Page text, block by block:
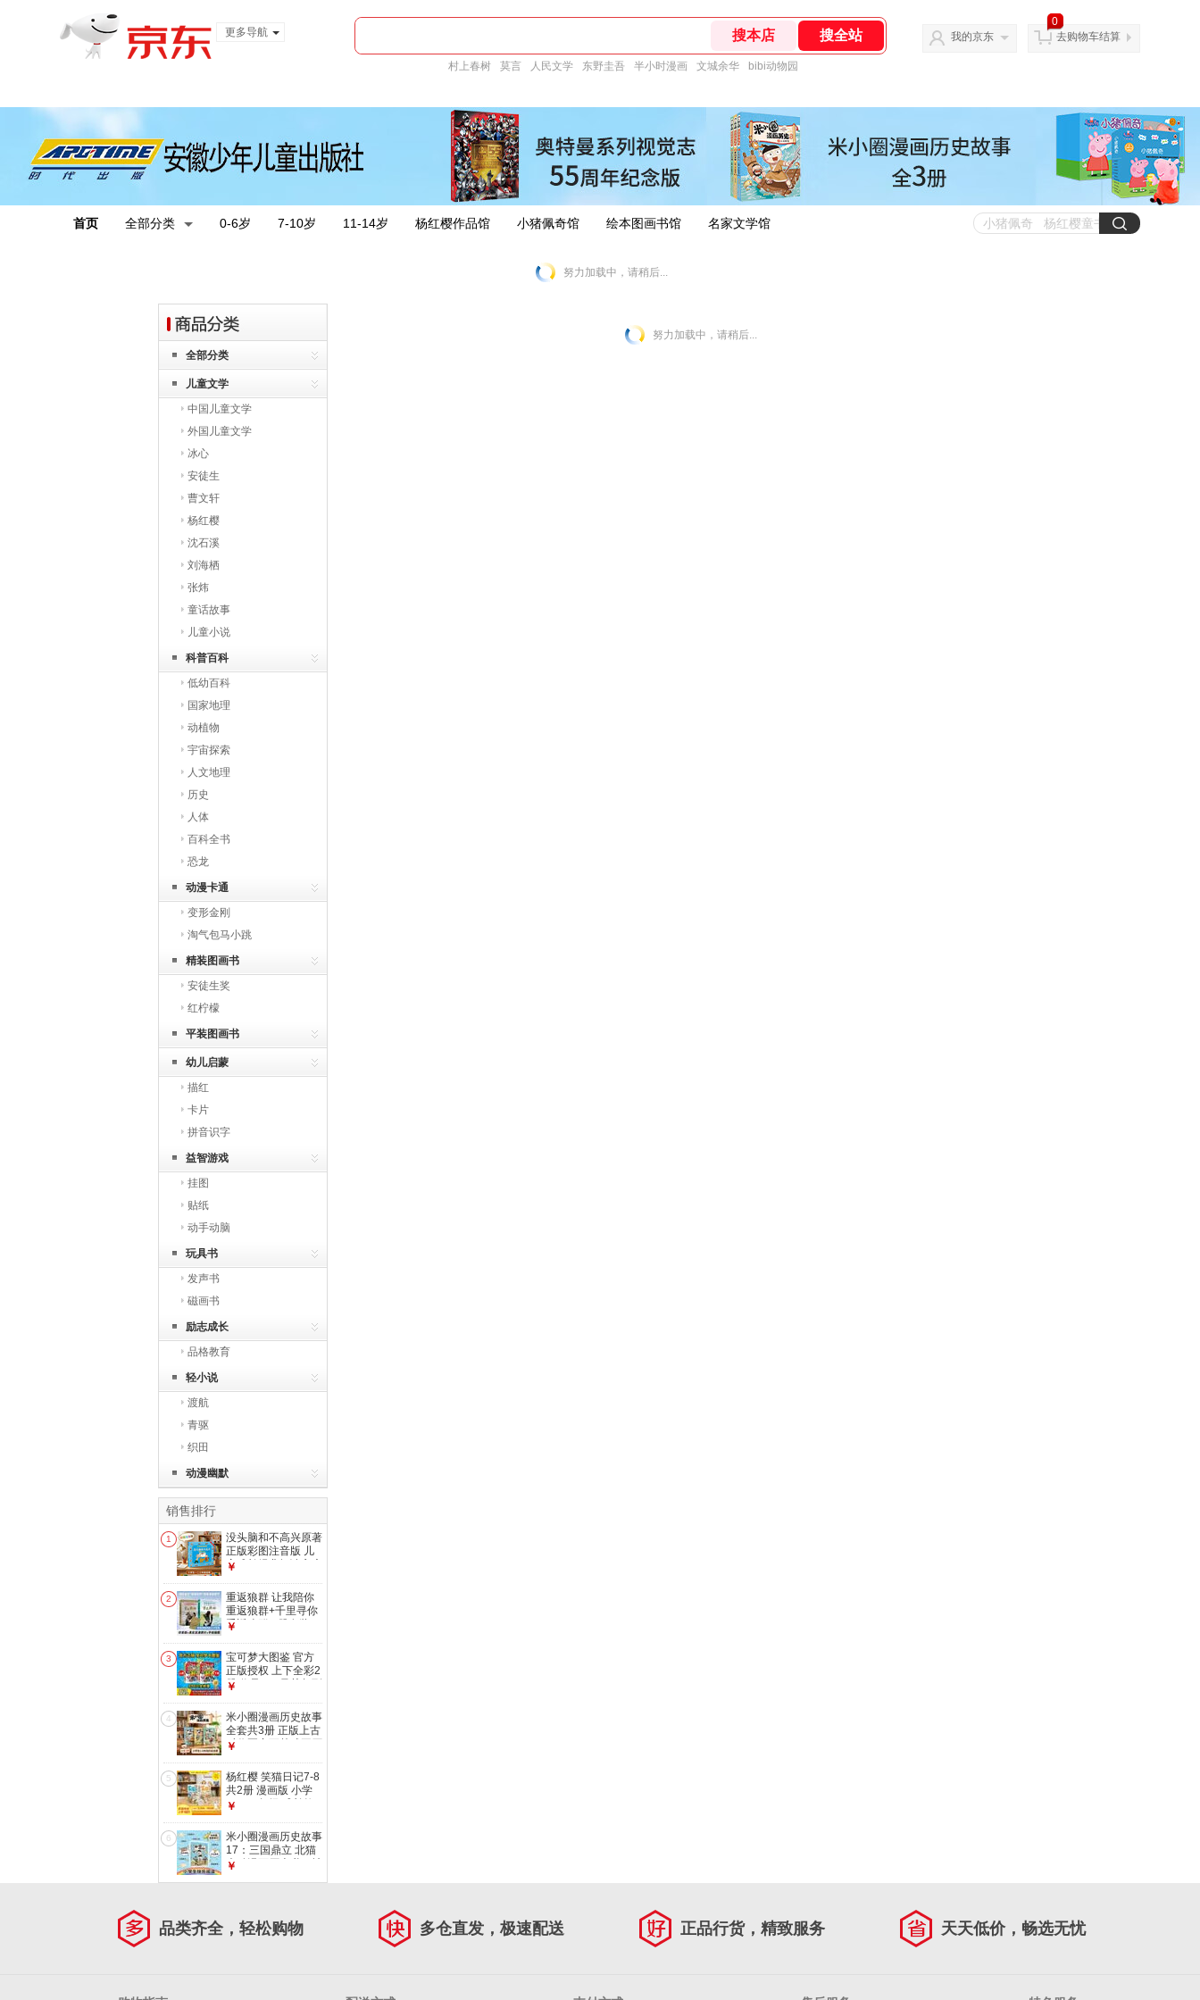
更多导航
村上春树 莫言 人民文学 东野圭吾 半小时漫画 文城余华 bibi动物园
我的京东
0
去购物车结算
首页 全部分类 0-6岁 7-10岁 11-14岁 杨红樱作品馆 小猪佩奇馆 绘本图画书馆 名家文学馆
努力加载中，请稍后...
全部分类
儿童文学
中国儿童文学
外国儿童文学
冰心
安徒生
曹文轩
杨红樱
沈石溪
刘海栖
张炜
童话故事
儿童小说
科普百科
低幼百科
国家地理
动植物
宇宙探索
人文地理
历史
人体
百科全书
恐龙
动漫卡通
变形金刚
淘气包马小跳
精装图画书
安徒生奖
红柠檬
平装图画书
幼儿启蒙
描红
卡片
拼音识字
益智游戏
挂图
贴纸
动手动脑
玩具书
发声书
磁画书
励志成长
品格教育
轻小说
渡航
青驱
织田
动漫幽默
销售排行
1
没头脑和不高兴原著
正版彩图注音版 儿
童成长经典阅读宝库
小说小学生一二三年
级漫画故事书课外阅
读书籍暑假作业 一
升二暑假衔接 小升
初暑假衔接
￥
2
重返狼群 让我陪你
重返狼群+千里寻你
重返狼群 2册套装
课外阅读 狼图腾姜
戎同名电影原著小说
狼族奇迹震撼之作，
个性自由众生平等传
奇故事 青少年 儿童
文学
￥
3
宝可梦大图鉴 官方
正版授权 上下全彩2
册 收录898只关都到
速查 超级进化超极
巨化原始回归解析
儿童动漫漫画书 训
练家必备收藏图鉴
￥
4
米小圈漫画历史故事
全套共3册 正版上古
时代夏商更替武王灭
国学历史聊古今智慧
素书启蒙书成功哲理
书 小学生一二三四
五六年级经典儿童文
学名著课外阅读书籍
￥
5
杨红樱 笑猫日记7-8
共2册 漫画版 小学
一二三年级 成长故
奖 7-12岁
￥
6
米小圈漫画历史故事
17：三国鼎立 北猫
幽默漫画历史书，社
￥
努力加载中，请稍后...
品类齐全，轻松购物 多仓直发，极速配送 正品行货，精致服务 天天低价，畅选无忧